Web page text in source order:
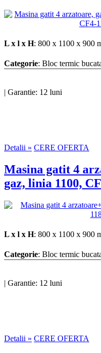
L x l x H: 800 x 1100 x 900
Categorie: Bloc termic
| Garantie: 12 luni
Detalii » CERE OFERTA
Masina gatit 4
gaz, linia 1100,
L x l x H: 800 x 1100 x 900
Categorie: Bloc termic
| Garantie: 12 luni
Detalii » CERE OFERTA